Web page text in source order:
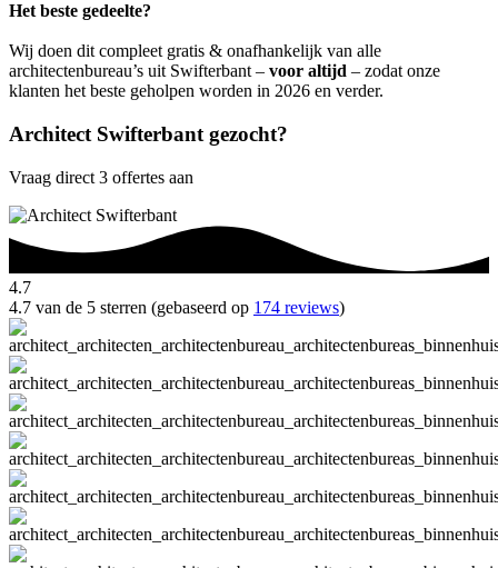
Het beste gedeelte?
Wij doen dit compleet gratis & onafhankelijk van alle
architectenbureau’s uit Swifterbant – voor altijd – zodat onze
klanten het beste geholpen worden in 2026 en verder.
Architect Swifterbant gezocht?
Vraag direct 3 offertes aan
4.7
4.7 van de 5 sterren (gebaseerd op 174 reviews)